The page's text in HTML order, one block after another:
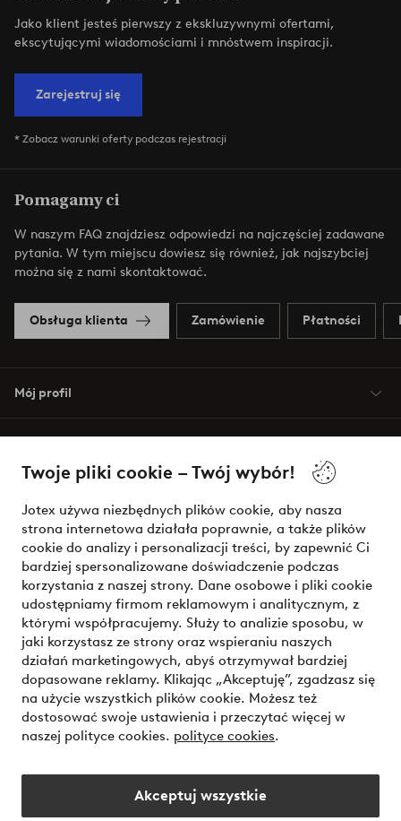
Twoje pliki cookie – Twój wybór!
Jotex używa niezbędnych plików cookie, aby nasza
strona internetowa działała poprawnie, a także plików
cookie do analizy i personalizacji treści, by zapewnić Ci
bardziej spersonalizowane doświadczenie podczas
korzystania z naszej strony. Dane osobowe i pliki cookie
udostępniamy firmom reklamowym i analitycznym, z
którymi współpracujemy. Służy to analizie sposobu, w
jaki korzystasz ze strony oraz wspieraniu naszych
działań marketingowych, abyś otrzymywał bardziej
dopasowane reklamy. Klikając „Akceptuję”, zgadzasz się
na użycie wszystkich plików cookie. Możesz też
dostosować swoje ustawienia i przeczytać więcej w
naszej polityce cookies. polityce cookies.
Akceptuj wszystkie
Jako klient jesteś pierwszy z ekskluzywnymi ofertami,
ekscytującymi wiadomościami i mnóstwem inspiracji.
Zarejestruj się
* Zobacz warunki oferty podczas rejestracji
Pomagamy ci
W naszym FAQ znajdziesz odpowiedzi na najczęściej zadawane
pytania. W tym miejscu dowiesz się również, jak najszybciej
można się z nami skontaktować.
Obsługa klienta Zamówienie Płatności
Mój profil
Warunki
Bezpieczne płatności - zapłać teraz lub podziel się
Chcesz dowiedzieć się więcej o naszych opcjach płatności